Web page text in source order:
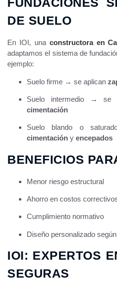
DE SUELO
En IOI, una constructora en
adaptamos el sistema de
ejemplo:
Suelo firme → se aplican
Suelo intermedio → se
cimentación
Suelo blando o
cimentación y encepados
BENEFICIOS
Menor riesgo estructural
Ahorro en costos
Cumplimiento normativo
Diseño personalizado
IOI: EXPERTOS
SEGURAS